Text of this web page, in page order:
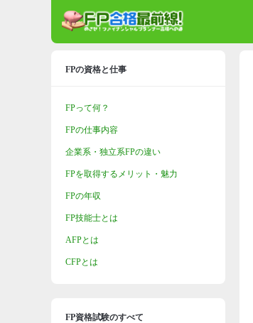
FPの資格と仕事
FPって何？
FPの仕事内容
企業系・独立系FPの違い
FPを取得するメリット・魅力
FPの年収
FP技能士とは
AFPとは
CFPとは
FP資格試験のすべて